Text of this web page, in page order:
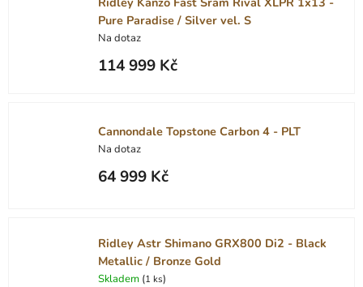
Pure Paradise / Silver vel. S
Na dotaz
114 999 Kč
Cannondale Topstone Carbon 4 - PLT
Na dotaz
64 999 Kč
Ridley Astr Shimano GRX800 Di2 - Black
Metallic / Bronze Gold
Skladem (1 ks)